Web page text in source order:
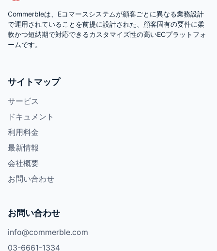
Commerbleは、Eコマースシステムが顧客ごとに異なる業務設計
で運用されていることを前提に設計された、顧客固有の要件に柔
軟かつ短納期で対応できるカスタマイズ性の高いECプラットフォ
ームです。
サイトマップ
サービス
ドキュメント
利用料金
最新情報
会社概要
お問い合わせ
お問い合わせ
info@commerble.com
03-6661-1334